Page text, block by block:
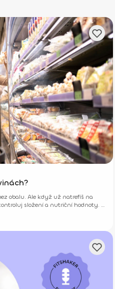
obalu. Ale když už natrefíš na
složení a nutriční hodnoty. V
si všímat na obalech.